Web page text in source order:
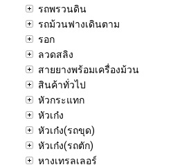
รถพรวนดิน
รถม้วนฟางเดินตาม
รอก
ลวดสลิง
สายยางพร้อมเครื่องม้วน
สินค้าทั่วไป
หัวกระแทก
หัวเก๋ง
หัวเก๋ง(รถขุด)
หัวเก๋ง(รถตัก)
หางเทรลเลอร์